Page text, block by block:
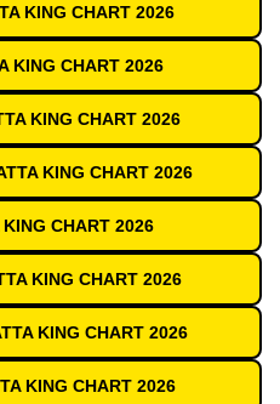
KING CHART 2026
KING CHART 2026
KING CHART 2026
KING CHART 2026
CHART 2026
KING CHART 2026
KING CHART 2026
KING CHART 2026